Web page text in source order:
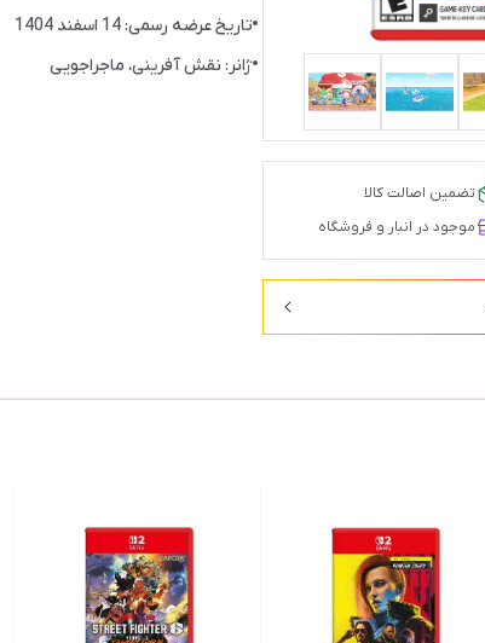
تضمین اصالت کالا
موجود در انبار و فروشگاه
تاریخ عرضه رسمی: 14 اسفند 1404
ژانر: نقش آفرینی، ماجراجویی